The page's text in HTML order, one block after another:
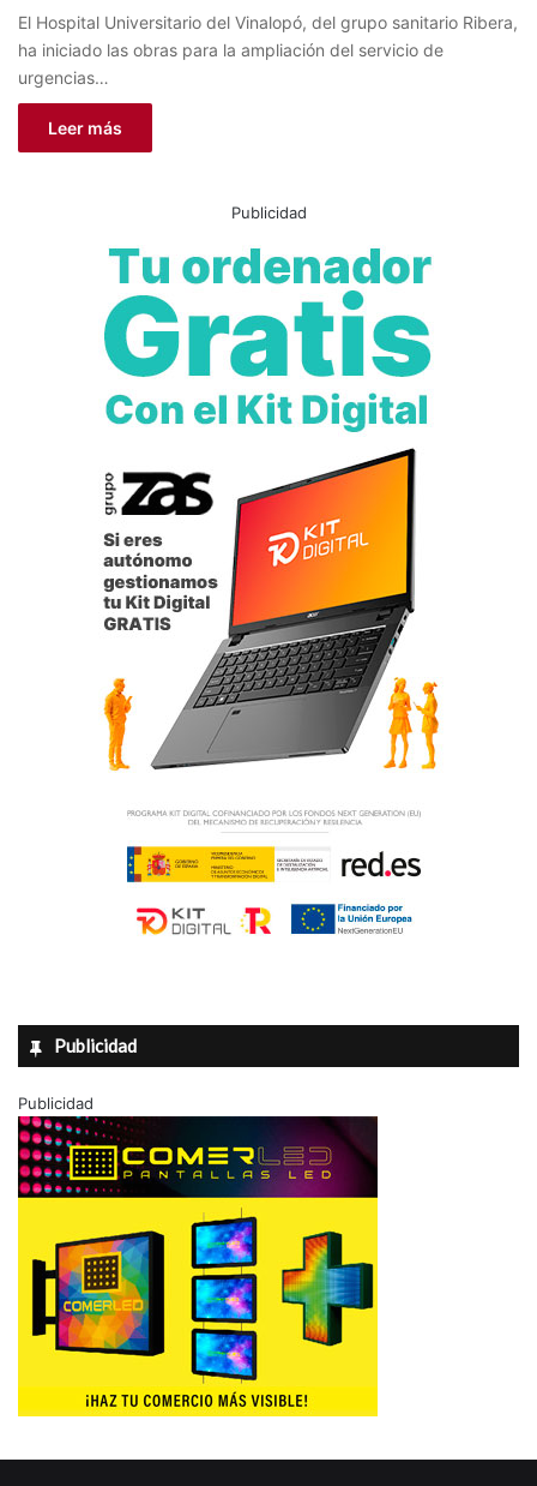
El Hospital Universitario del Vinalopó, del grupo sanitario Ribera,
ha iniciado las obras para la ampliación del servicio de
urgencias…
Leer más
Publicidad
Publicidad
Publicidad